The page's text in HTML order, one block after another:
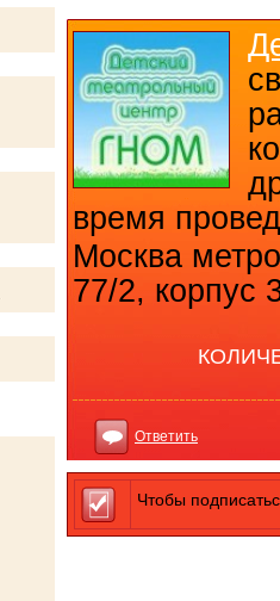
время
Москва
77/2, корпус
Ответить
Чтобы